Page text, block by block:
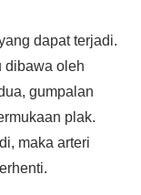
dapat terjadi.
dibawa oleh
gumpalan
plak.
maka arteri